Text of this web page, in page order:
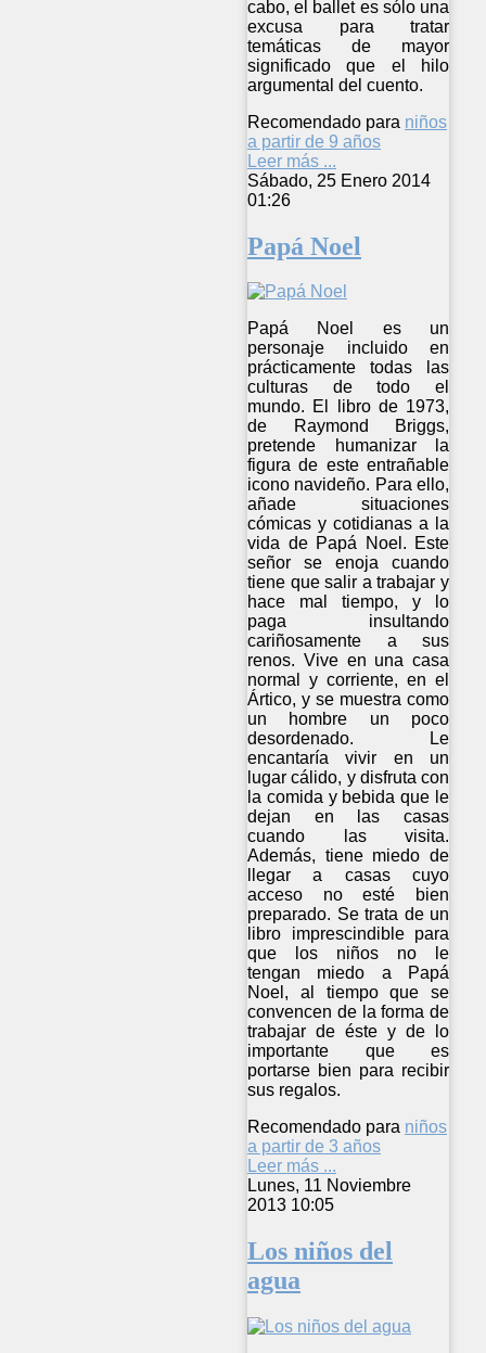
cabo, el ballet es sólo una
excusa para tratar
temáticas de mayor
significado que el hilo
argumental del cuento.
Recomendado para niños
a partir de 9 años
Leer más ...
Sábado, 25 Enero 2014
01:26
Papá Noel
Papá Noel es un
personaje incluido en
prácticamente todas las
culturas de todo el
mundo. El libro de 1973,
de Raymond Briggs,
pretende humanizar la
figura de este entrañable
icono navideño. Para ello,
añade situaciones
cómicas y cotidianas a la
vida de Papá Noel. Este
señor se enoja cuando
tiene que salir a trabajar y
hace mal tiempo, y lo
paga insultando
cariñosamente a sus
renos. Vive en una casa
normal y corriente, en el
Ártico, y se muestra como
un hombre un poco
desordenado. Le
encantaría vivir en un
lugar cálido, y disfruta con
la comida y bebida que le
dejan en las casas
cuando las visita.
Además, tiene miedo de
llegar a casas cuyo
acceso no esté bien
preparado. Se trata de un
libro imprescindible para
que los niños no le
tengan miedo a Papá
Noel, al tiempo que se
convencen de la forma de
trabajar de éste y de lo
importante que es
portarse bien para recibir
sus regalos.
Recomendado para niños
a partir de 3 años
Leer más ...
Lunes, 11 Noviembre
2013 10:05
Los niños del
agua